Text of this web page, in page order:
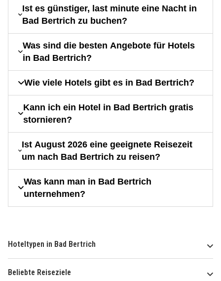
Ist es günstiger, last minute eine Nacht in
Bad Bertrich zu buchen?
Was sind die besten Angebote für Hotels
in Bad Bertrich?
Wie viele Hotels gibt es in Bad Bertrich?
Kann ich ein Hotel in Bad Bertrich gratis
stornieren?
Ist August 2026 eine geeignete Reisezeit
um nach Bad Bertrich zu reisen?
Was kann man in Bad Bertrich
unternehmen?
Hoteltypen in Bad Bertrich
Beliebte Reiseziele